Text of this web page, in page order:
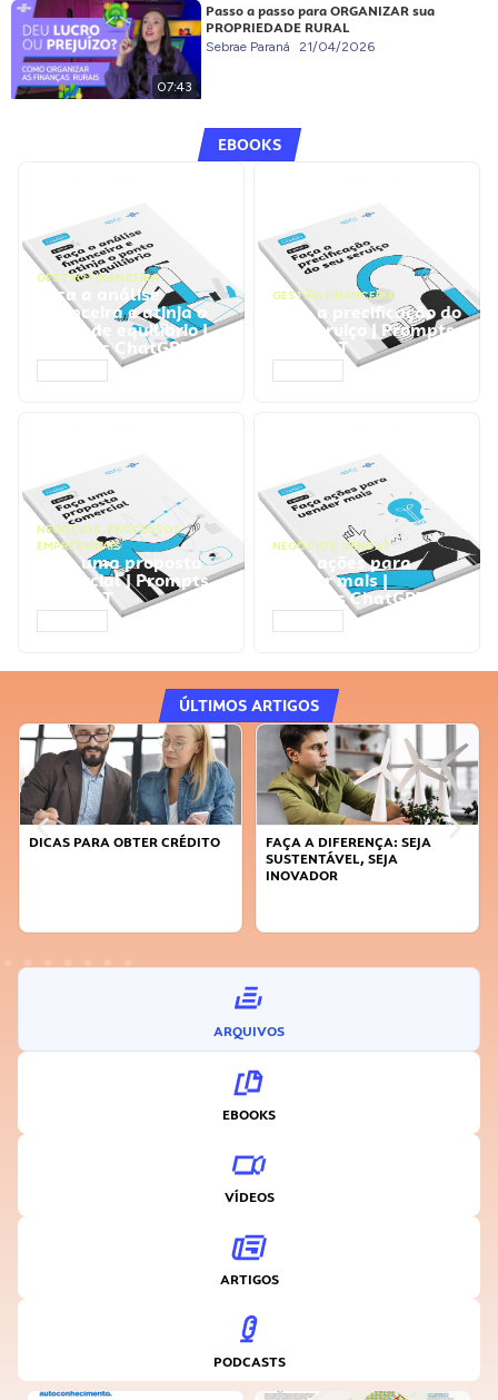
07:43
Passo a passo para ORGANIZAR sua
PROPRIEDADE RURAL
Sebrae Paraná 21/04/2026
EBOOKS
GESTÃO FINANCEIRA
Faça a análise
financeira e atinja o
ponto de equilíbrio |
Prompts ChatGPT
GESTÃO FINANCEIRA
Faça a precificação do
seu serviço | Prompts
ChatGPT
NEGÓCIOS, PROCESSOS
EMPRESARIAIS
Faça uma proposta
comercial | Prompts
ChatGPT
NEGÓCIOS, VENDAS
Faça ações para
vender mais |
Prompts ChatGPT
ÚLTIMOS ARTIGOS
DICAS PARA OBTER CRÉDITO
FAÇA A DIFERENÇA: SEJA
SUSTENTÁVEL, SEJA
INOVADOR
ARQUIVOS
EBOOKS
VÍDEOS
ARTIGOS
PODCASTS